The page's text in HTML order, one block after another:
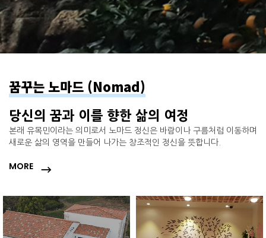
꿈꾸는 노마드 (Nomad)
당신의 꿈과 이를 향한 삶의 여정
본래 유목민이라는 의미로서 노마드 정신은 바람이나 구름처럼 이동하며
새로운 삶의 영역을 만들어 나가는 창조적인 정신을 뜻합니다.
MORE